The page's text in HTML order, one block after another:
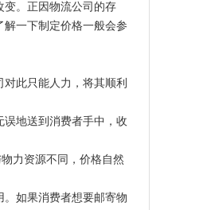
变。正因物流公司的存
一下制定价格一般会参
此只能人力，将其顺利
地送到消费者手中，收
力资源不同，价格自然
如果消费者想要邮寄物